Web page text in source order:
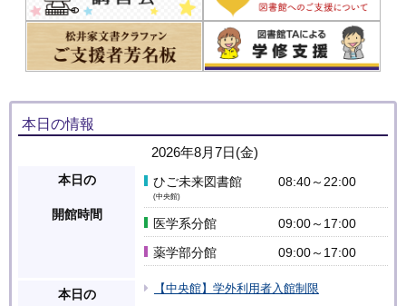
本日の情報
2026年8月7日(金)
本日の
開館時間
ひご未来図書館
(中央館)
08:40～22:00
医学系分館
09:00～17:00
薬学部分館
09:00～17:00
本日の 【中央館】学外利用者入館制限